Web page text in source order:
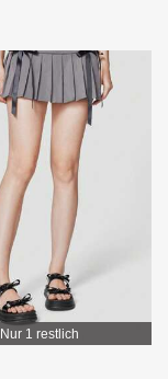
Nur 1 restlich